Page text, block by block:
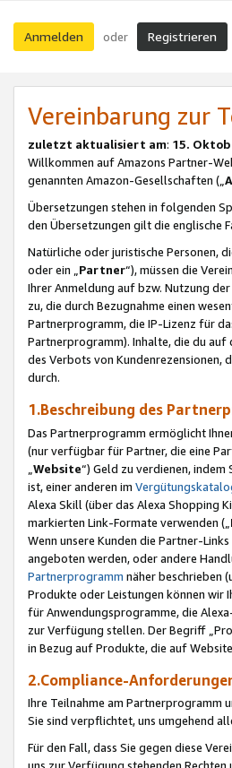
Anmelden oder Registrieren
Vereinbarung zur
zuletzt aktualisiert am: 15.
Willkommen auf Amazons Partner-
genannten Amazon-Gesellschaften („
Übersetzungen stehen in folgenden
den Übersetzungen gilt die englische
Natürliche oder juristische Personen,
oder ein „Partner“), müssen die
Ihrer Anmeldung auf bzw. Nutzung
zu, die durch Bezugnahme einen
Partnerprogramm, die IP-Lizenz für
Partnerprogramm). Inhalte, die du auf
des Verbots von
durch.
1.Beschreibung des
Das Partnerprogramm ermöglicht
(nur verfügbar für Partner, die eine
Website“) Geld zu verdienen, indem
ist, einer anderen im
Alexa Skill (über das Alexa Shopping
markierten Link-Formate verwenden („
Wenn unsere Kunden die Partner-
angeboten werden, oder andere
Partnerprogramm näher beschrieben
Produkte oder Leistungen können wir
für Anwendungsprogramme, die
zur Verfügung stellen. Der Begriff
in Bezug auf Produkte, die auf
2.Compliance-
Ihre Teilnahme am Partnerprogramm
Sie sind verpflichtet, uns umgehend
Für den Fall, dass Sie gegen diese
uns zur Verfügung stehenden